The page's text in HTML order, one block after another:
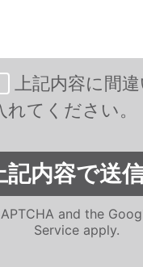
上記内容に間
れてください。
and the
Service apply.